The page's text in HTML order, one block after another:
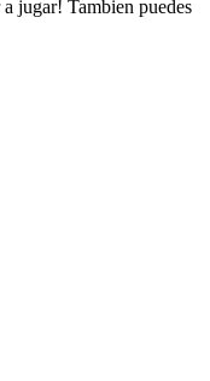
jugar! Tambien puedes